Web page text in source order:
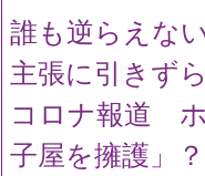
誰も逆らえな
主張に引きず
コロナ報道
子屋を擁護」？